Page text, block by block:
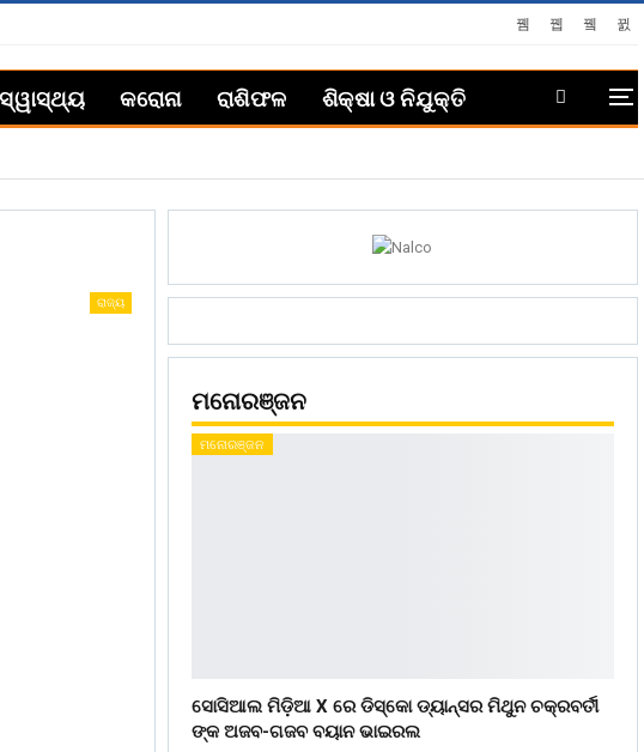
ସ୍ୱାସ୍ଥ୍ୟ କରୋନା ରାଶିଫଳ ଶିକ୍ଷା ଓ ନିଯୁକ୍ତି
ରାଜ୍ୟ
ମନୋରଞ୍ଜନ
ମନୋରଞ୍ଜନ
ସୋସିଆଲ ମିଡ଼ିଆ X ରେ ଡିସ୍କୋ ଡ୍ୟାନ୍ସର ମିଥୁନ ଚକ୍ରବର୍ତୀ
ଙ୍କ ଅଜବ-ଗଜବ ବୟାନ ଭାଇରଲ